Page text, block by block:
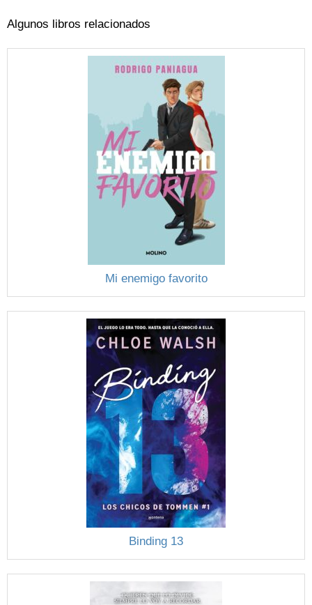
Algunos libros relacionados
Mi enemigo favorito
Binding 13